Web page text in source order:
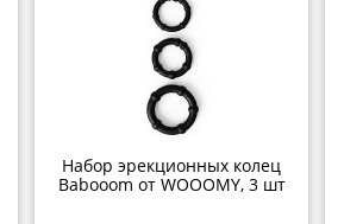
Набор эрекционных колец
Babooom от WOOOMY, 3 шт